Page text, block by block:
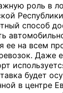
роль в
способ
ее на всем
Даже
будет
в центре